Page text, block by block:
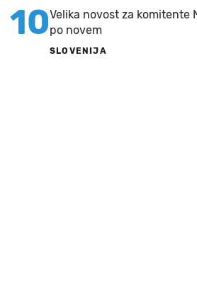
10Velika novost za komitente
po novem
SLOVENIJA